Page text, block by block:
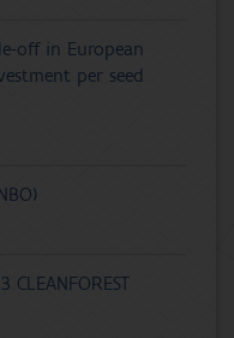
off in European
per seed
CLEANFOREST